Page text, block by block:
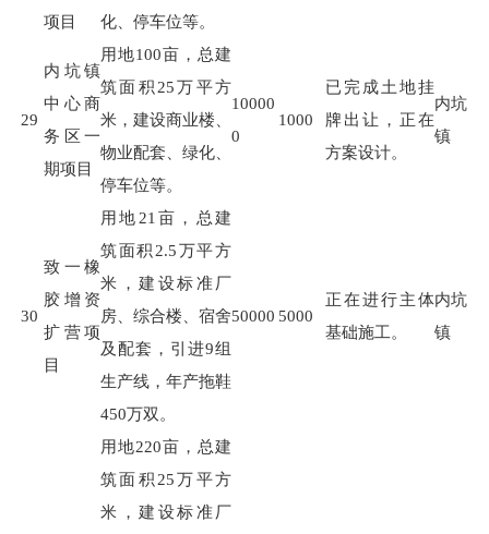
项目
化、停车位等。
29
内坑镇
中心商
务区一
期项目
用地100亩，总建
筑面积 25万平方
米，建设商业楼、
物业配套、绿化、
停车位等。
10000
0
1000
已完成土地挂
牌出让，正在
方案设计。
内坑
镇
30
致一橡
胶增资
扩营项
目
用地 21 亩，总建
筑面积 2.5万平方
米，建设标准厂
房、综合楼、宿舍
及配套，引进9组
生产线，年产拖鞋
450万双。
50000 5000
正在进行主体
基础施工。
内坑
镇
用地220亩，总建
筑面积 25万平方
米，建设标准厂